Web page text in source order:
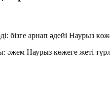
бізге арнап әдейі Наурыз
әжем Наурыз көжеге жеті